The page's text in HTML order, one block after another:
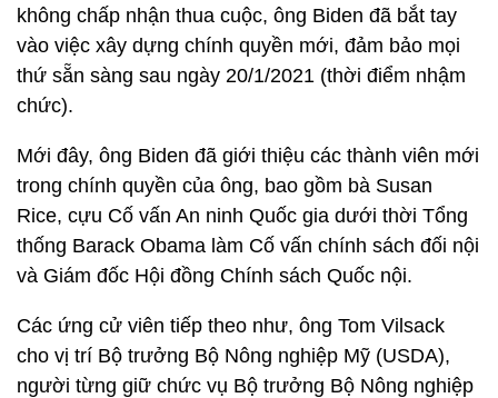
không chấp nhận thua cuộc, ông Biden đã bắt tay
vào việc xây dựng chính quyền mới, đảm bảo mọi
thứ sẵn sàng sau ngày 20/1/2021 (thời điểm nhậm
chức).
Mới đây, ông Biden đã giới thiệu các thành viên mới
trong chính quyền của ông, bao gồm bà Susan
Rice, cựu Cố vấn An ninh Quốc gia dưới thời Tổng
thống Barack Obama làm Cố vấn chính sách đối nội
và Giám đốc Hội đồng Chính sách Quốc nội.
Các ứng cử viên tiếp theo như, ông Tom Vilsack
cho vị trí Bộ trưởng Bộ Nông nghiệp Mỹ (USDA),
người từng giữ chức vụ Bộ trưởng Bộ Nông nghiệp